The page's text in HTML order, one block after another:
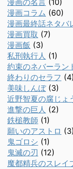
漫画の名言 (10)
漫画コラム (60)
漫画最終話ネタバ
漫画買取 (7)
漫画飯 (3)
私刑執行人 (1)
約束のネバーラン
終わりのセラフ (4)
美味しんぼ(3)
近野智夏の腐じょ
進撃の巨人 (2)
鉄槌教師 (1)
願いのアストロ (3)
鬼ゴロシ (1)
鬼滅の刃 (12)
魔都精兵のスレイ